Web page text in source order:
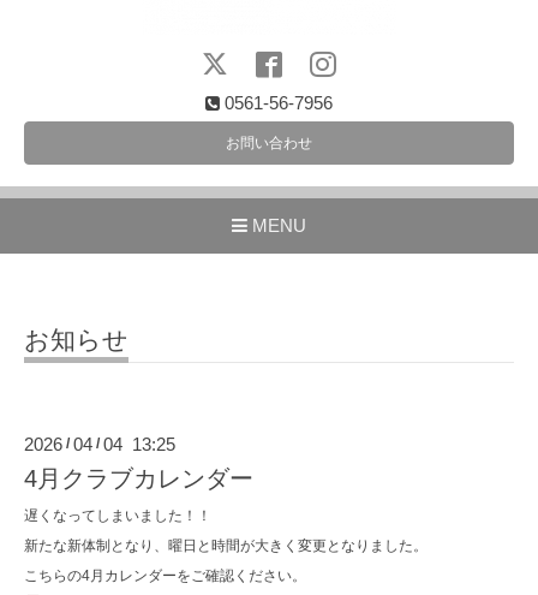
0561-56-7956
お問い合わせ
MENU
お知らせ
2026 / 04 / 04 13:25
4月クラブカレンダー
遅くなってしまいました！！
新たな新体制となり、曜日と時間が大きく変更となりました。
こちらの4月カレンダーをご確認ください。